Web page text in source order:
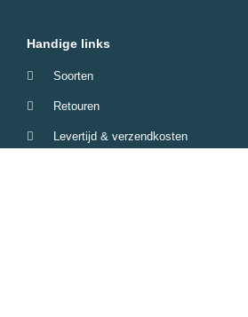
Handige links
Soorten
Retouren
Levertijd & verzendkosten